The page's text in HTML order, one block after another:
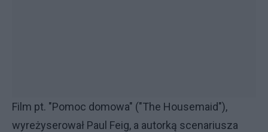
Film pt. "Pomoc domowa" ("The Housemaid"),
wyreżyserował Paul Feig, a autorką scenariusza